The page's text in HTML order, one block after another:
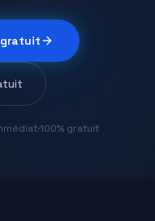
gratuit
·100% gratuit